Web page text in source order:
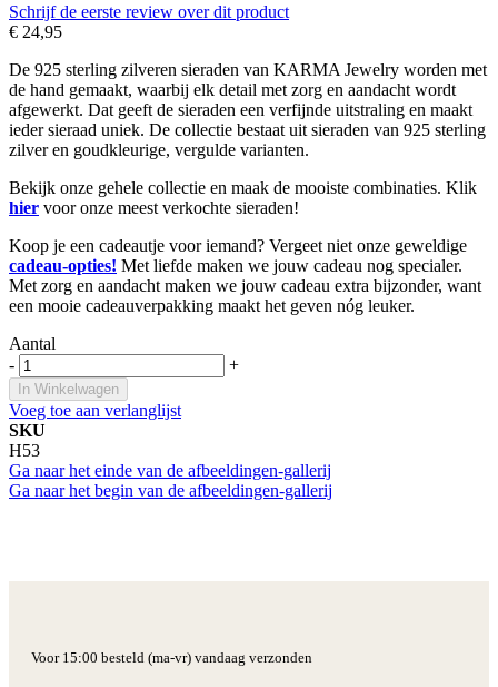
Schrijf de eerste review over dit product
€ 24,95
De 925 sterling zilveren sieraden van KARMA Jewelry worden met
de hand gemaakt, waarbij elk detail met zorg en aandacht wordt
afgewerkt. Dat geeft de sieraden een verfijnde uitstraling en maakt
ieder sieraad uniek. De collectie bestaat uit sieraden van 925 sterling
zilver en goudkleurige, vergulde varianten.
Bekijk onze gehele collectie en maak de mooiste combinaties. Klik
hier voor onze meest verkochte sieraden!
Koop je een cadeautje voor iemand? Vergeet niet onze geweldige
cadeau-opties! Met liefde maken we jouw cadeau nog specialer.
Met zorg en aandacht maken we jouw cadeau extra bijzonder, want
een mooie cadeauverpakking maakt het geven nóg leuker.
Aantal
-
+
In Winkelwagen
Voeg toe aan verlanglijst
SKU
H53
Ga naar het einde van de afbeeldingen-gallerij
Ga naar het begin van de afbeeldingen-gallerij
Voor 15:00 besteld (ma-vr) vandaag verzonden